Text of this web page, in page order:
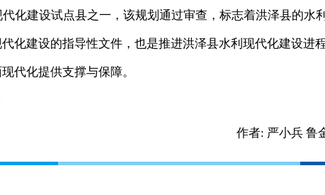
建设试点县之一，该规划通过审查，标志着洪泽县的水
化建设的指导性文件，也是推进洪泽县水利现代化建设进
代化提供支撑与保障。
作者: 严小兵 鲁